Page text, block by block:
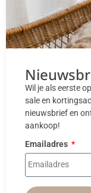
Wil je als eerste
sale en
nieuwsbrief en
aankoop!
Emailadres